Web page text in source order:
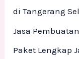
di Tangerang
Jasa
Paket Lengkap